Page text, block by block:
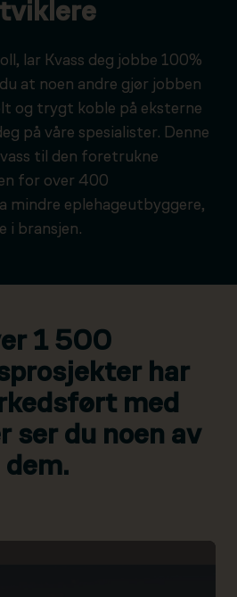
lar Kvass deg jobbe 100%
at noen andre gjør jobben
og trygt koble på eksterne
på våre spesialister. Denne
til den foretrukne
for over 400
mindre eplehageutbyggere,
i bransjen.
1 500
har
med
ser du noen av
dem.